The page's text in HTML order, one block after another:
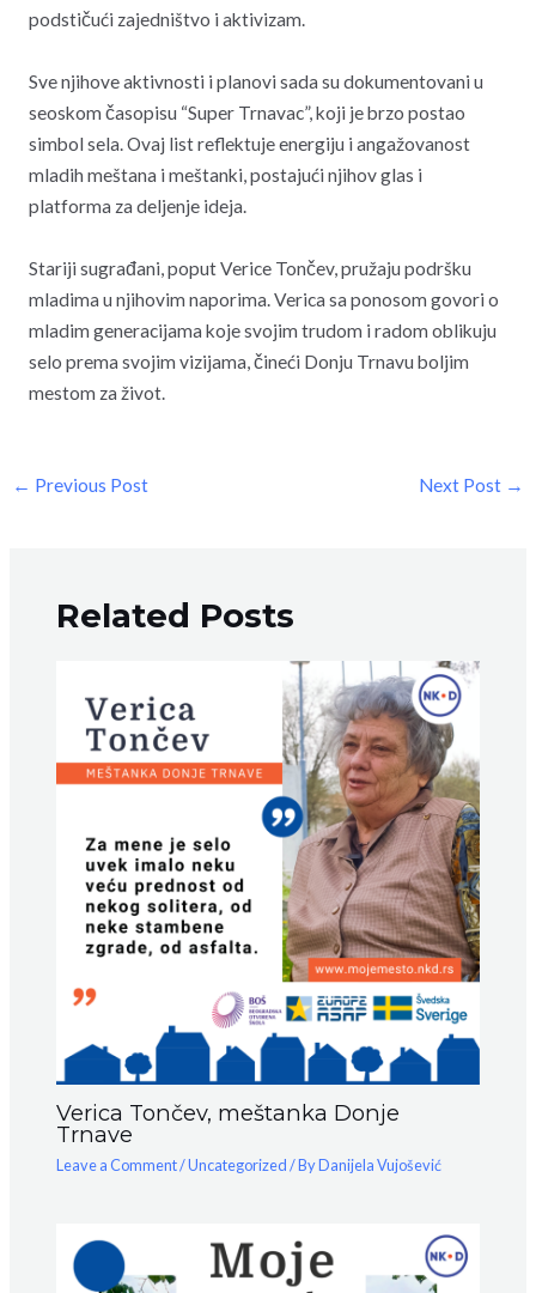
podstičući zajedništvo i aktivizam.
Sve njihove aktivnosti i planovi sada su dokumentovani u
seoskom časopisu “Super Trnavac”, koji je brzo postao
simbol sela. Ovaj list reflektuje energiju i angažovanost
mladih meštana i meštanki, postajući njihov glas i
platforma za deljenje ideja.
Stariji sugrađani, poput Verice Tončev, pružaju podršku
mladima u njihovim naporima. Verica sa ponosom govori o
mladim generacijama koje svojim trudom i radom oblikuju
selo prema svojim vizijama, čineći Donju Trnavu boljim
mestom za život.
← Previous Post Next Post →
Related Posts
Verica Tončev, meštanka Donje
Trnave
Leave a Comment/Uncategorized/ ByDanijela Vujošević